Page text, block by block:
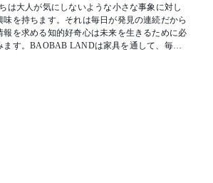
は大人が気にしないような小さな事象に対し
を持ちます。それは毎日が発見の連続だから
報を求める知的好奇心は未来を生きるために必
ます。BAOBAB LANDは家具を通して、毎日
成長していく子どもたちの「遊びたい」「使